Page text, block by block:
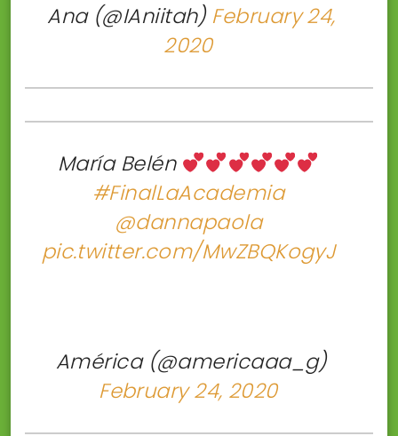
 Ana (@IAniitah) February 24,
2020
María Belén
#FinalLaAcademia
@dannapaola
pic.twitter.com/MwZBQKogyJ
 América (@americaaa_g)
February 24, 2020